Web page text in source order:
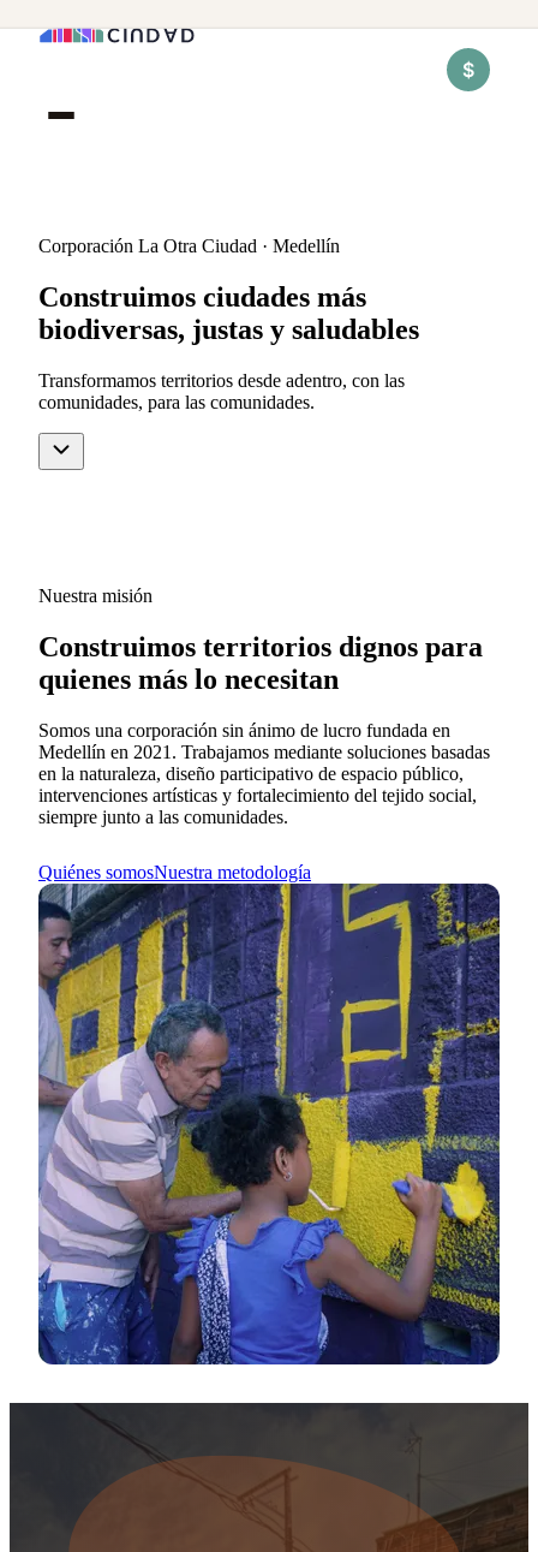
$
Corporación La Otra Ciudad · Medellín
Construimos ciudades más
biodiversas, justas y saludables
Transformamos territorios desde adentro, con las
comunidades, para las comunidades.
Nuestra misión
Construimos territorios dignos para
quienes más lo necesitan
Somos una corporación sin ánimo de lucro fundada en
Medellín en 2021. Trabajamos mediante soluciones basadas
en la naturaleza, diseño participativo de espacio público,
intervenciones artísticas y fortalecimiento del tejido social,
siempre junto a las comunidades.
Quiénes somosNuestra metodología